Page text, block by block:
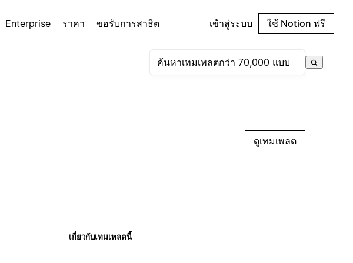
Enterprise ราคา ขอรับการสาธิต เข้าสู่ระบบ ใช้ Notion ฟรี
ดูเทมเพลต
เกี่ยวกับเทมเพลตนี้